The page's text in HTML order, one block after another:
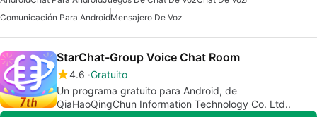
Comunicación Para AndroidMensajero De Voz
StarChat-Group Voice Chat Room
4.6 Gratuito
Un programa gratuito para Android, de
QiaHaoQingChun Information Technology Co. Ltd..